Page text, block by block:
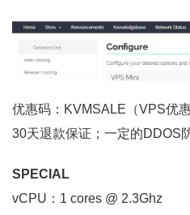
优惠码：KVMSALE（VPS优
30天退款保证；一定的DDOS
SPECIAL
vCPU：1 cores @ 2.3Ghz